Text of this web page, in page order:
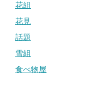
花組
花見
話題
雪組
食べ物屋